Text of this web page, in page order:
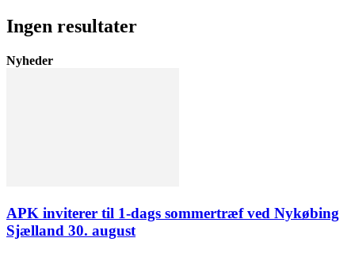
Ingen resultater
Nyheder
APK inviterer til 1-dags sommertræf ved Nykøbing
Sjælland 30. august